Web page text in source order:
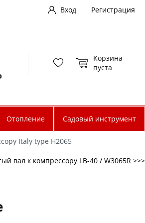
Вход Регистрация
Корзина
пуста
Отопление Садовый инструмент
Italy type H2065
вал к компрессору LB-40 / W3065R >>>